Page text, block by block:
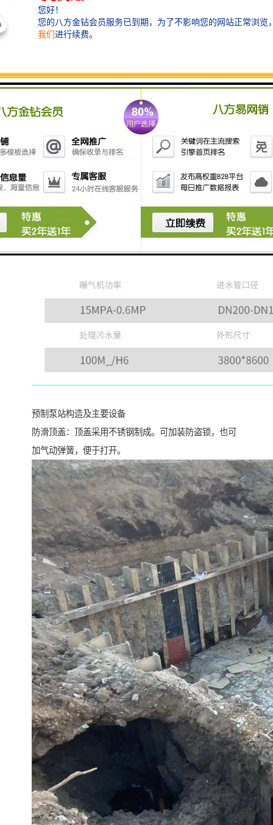
预制泵站构造及主要设备
防滑顶盖：顶盖采用不锈钢制成。可加装防盗锁，也可
加气动弹簧，便于打开。